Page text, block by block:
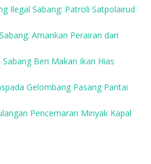
Ilegal Sabang: Patroli Satpolairud
Amankan Perairan dari
Beri Makan Ikan Hias
Gelombang Pasang Pantai
Pencemaran Minyak Kapal